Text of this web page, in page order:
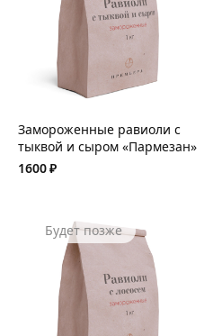
Замороженные равиоли с
тыквой и сыром «Пармезан»
1600₽
Будет позже